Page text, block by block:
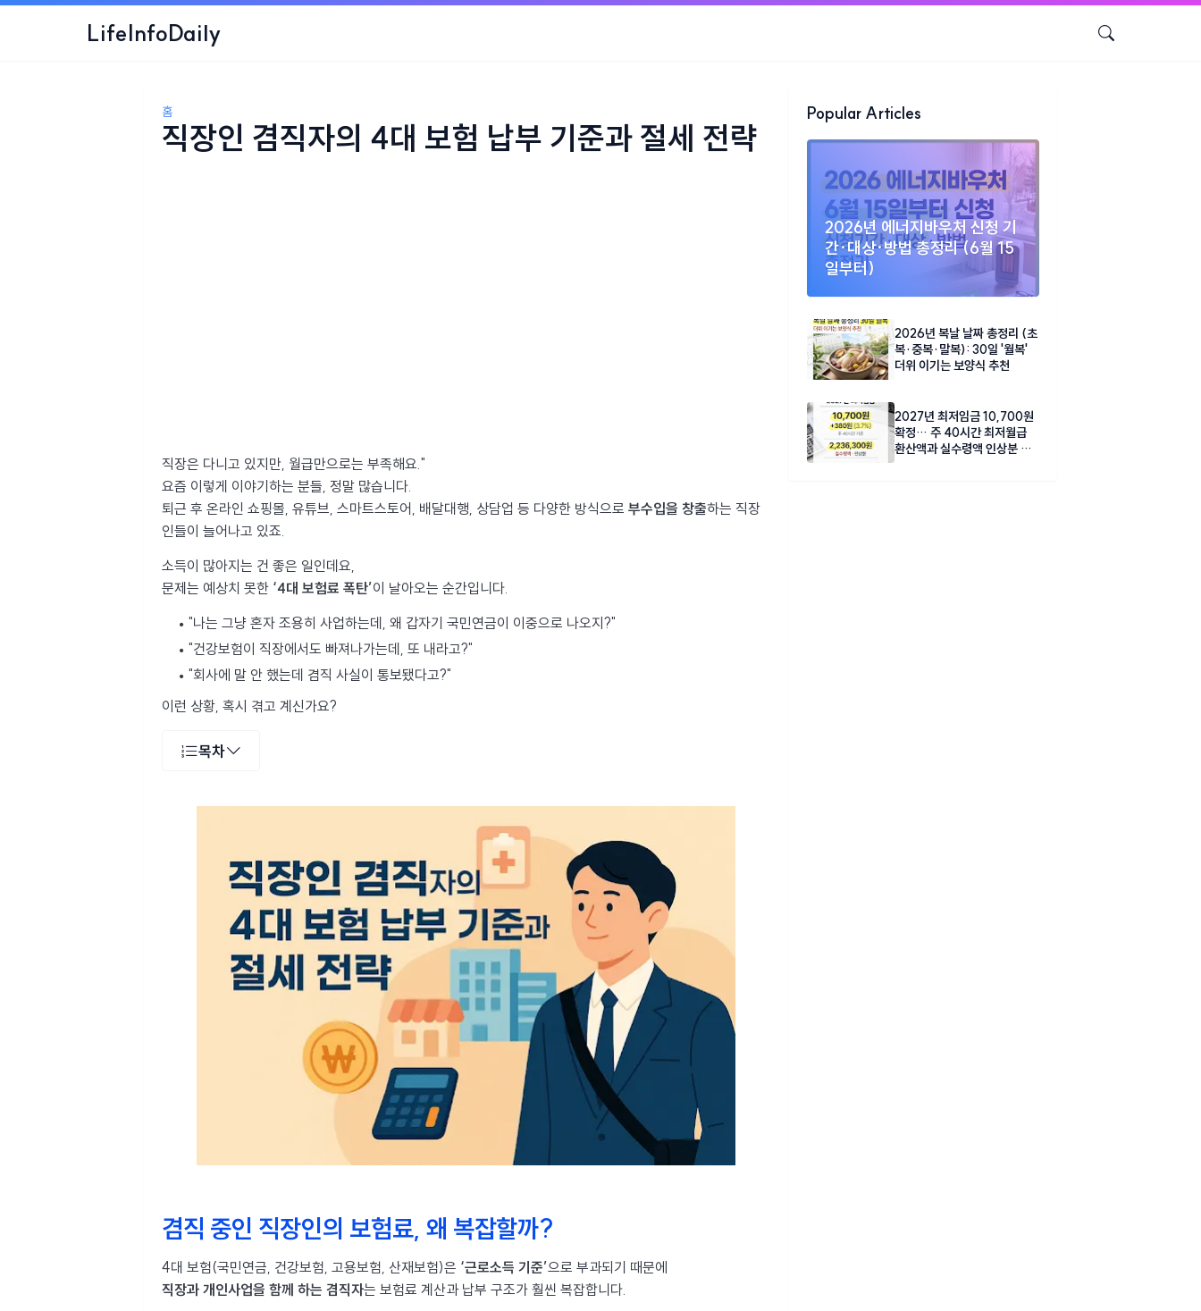
LifeInfoDaily
홈
직장인 겸직자의 4대 보험 납부 기준과 절세 전략
직장은 다니고 있지만, 월급만으로는 부족해요."
요즘 이렇게 이야기하는 분들, 정말 많습니다.
퇴근 후 온라인 쇼핑몰, 유튜브, 스마트스토어, 배달대행, 상담업 등 다양한 방식으로 부수입을 창출하는 직장
인들이 늘어나고 있죠.
소득이 많아지는 건 좋은 일인데요,
문제는 예상치 못한 ‘4대 보험료 폭탄’이 날아오는 순간입니다.
"나는 그냥 혼자 조용히 사업하는데, 왜 갑자기 국민연금이 이중으로 나오지?"
"건강보험이 직장에서도 빠져나가는데, 또 내라고?"
"회사에 말 안 했는데 겸직 사실이 통보됐다고?"
이런 상황, 혹시 겪고 계신가요?
목차
겸직 중인 직장인의 보험료, 왜 복잡할까?
4대 보험(국민연금, 건강보험, 고용보험, 산재보험)은 ‘근로소득 기준’으로 부과되기 때문에
직장과 개인사업을 함께 하는 겸직자는 보험료 계산과 납부 구조가 훨씬 복잡합니다.
Popular Articles
2026년 에너지바우처 신청 기
간·대상·방법 총정리 (6월 15
일부터)
2026년 복날 날짜 총정리 (초
복·중복·말복): 30일 '월복'
더위 이기는 보양식 추천
2027년 최저임금 10,700원
확정… 주 40시간 최저월급
환산액과 실수령액 인상분 총